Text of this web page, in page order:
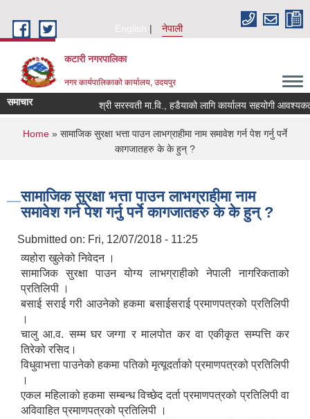
English
नेपाली
कटारी नगरपालिका
नगर कार्यपालिकाको कार्यालय, उदयपुर
समाचार श्री सरस्वती मा.वि., हडैयाको लागि कार्यालय सहयोगी आवश्यकता
You are here
Home » सामाजिक सुरक्षा भत्ता पाउन लाभग्राहीमा नाम समावेश गर्न पेश गर्नु पर्ने
कागजातहरु के के हुन् ?
सामाजिक सुरक्षा भत्ता पाउन लाभग्राहीमा नाम
समावेश गर्न पेश गर्नु पर्ने कागजातहरु के के हुन् ?
Submitted on: Fri, 12/07/2018 - 11:25
व्यहोरा खुलेको निवेदन ।
सामाजिक सुरक्षा पाउन योग्य लाभग्राहीको नेपाली नागरिकताको
प्रतिलिपी ।
बसाई सराई गरी आउनेको हकमा बसाईसराई प्रमाणपत्रको प्रतिलिपी
।
चालु आ.व. सम्म घर जग्गा र मालपोत कर वा एकीकृत सम्पत्ति कर
तिरेको रसिद।
विधुवाभत्ता पाउनेको हकमा पतिको मृत्यूदर्ताको प्रमाणपत्रको प्रतिलिपी
।
एकल महिलाको हकमा सम्बन्ध विच्छेद दर्ता प्रमाणपत्रको प्रतिलिपी वा
अविवाहित प्रमाणपत्रको प्रतिलिपी ।